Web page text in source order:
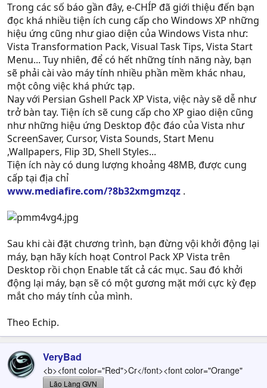
Trong các số báo gần đây, e-CHÍP đã giới thiệu đến bạn
đọc khá nhiều tiện ích cung cấp cho Windows XP những
hiệu ứng cũng như giao diện của Windows Vista như:
Vista Transformation Pack, Visual Task Tips, Vista Start
Menu... Tuy nhiên, để có hết những tính năng này, bạn
sẽ phải cài vào máy tính nhiều phần mềm khác nhau,
một công việc khá phức tạp.
Nay với Persian Gshell Pack XP Vista, việc này sẽ dễ như
trở bàn tay. Tiện ích sẽ cung cấp cho XP giao diện cũng
như những hiệu ứng Desktop độc đáo của Vista như
ScreenSaver, Cursor, Vista Sounds, Start Menu
,Wallpapers, Flip 3D, Shell Styles...
Tiện ích này có dung lượng khoảng 48MB, được cung
cấp tại địa chỉ
www.mediafire.com/?8b32xmgmzqz .
Sau khi cài đặt chương trình, bạn đừng vội khởi động lại
máy, bạn hãy kích hoạt Control Pack XP Vista trên
Desktop rồi chọn Enable tất cả các mục. Sau đó khởi
động lại máy, bạn sẽ có một gương mặt mới cực kỳ đẹp
mắt cho máy tính của mình.
Theo Echip.
VeryBad
<b><font color="Red">Cr</font><font color="Orange"
Lão Làng GVN